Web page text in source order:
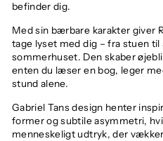
befinder dig.
Med sin bærbare karakter giver
tage lyset med dig – fra stuen
sommerhuset. Den skaber
enten du læser en bog, leger
stund alene.
Gabriel Tans design henter
former og subtile asymmetri,
menneskeligt udtryk, der